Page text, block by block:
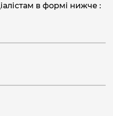
в формі нижче :